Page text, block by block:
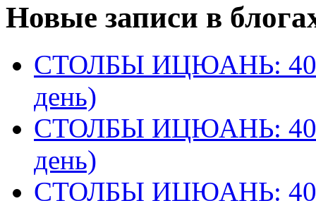
Новые записи в
СТОЛБЫ ИЦЮАНЬ:
день)
СТОЛБЫ ИЦЮАНЬ:
день)
СТОЛБЫ ИЦЮАНЬ: